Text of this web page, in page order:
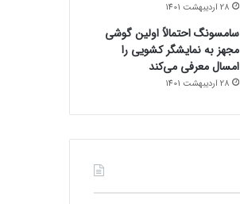
28 اردیبهشت 1401
سامسونگ احتمالاً اولین گوشی
مجهز به نمایشگر کشویی را
امسال معرفی می‌کند
28 اردیبهشت 1401